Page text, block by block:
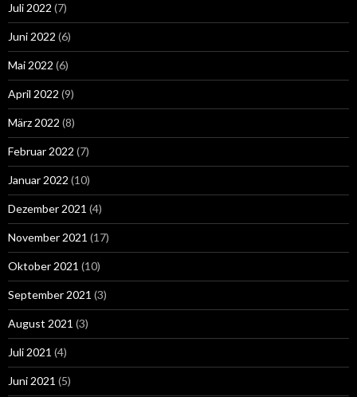
Juli 2022 (7)
Juni 2022 (6)
Mai 2022 (6)
April 2022 (9)
März 2022 (8)
Februar 2022 (7)
Januar 2022 (10)
Dezember 2021 (4)
November 2021 (17)
Oktober 2021 (10)
September 2021 (3)
August 2021 (3)
Juli 2021 (4)
Juni 2021 (5)